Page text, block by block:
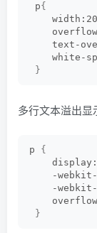
p{
text-
white-
}
多行文本溢出显
p {
-
-
}